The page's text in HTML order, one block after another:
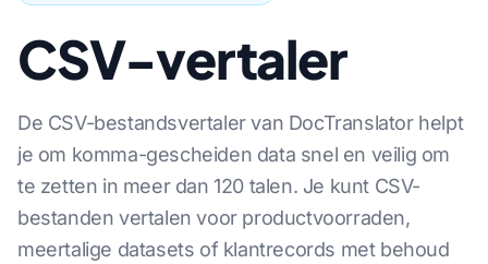
CSV-vertaler
De CSV-bestandsvertaler van DocTranslator helpt
je om komma-gescheiden data snel en veilig om
te zetten in meer dan 120 talen. Je kunt CSV-
bestanden vertalen voor productvoorraden,
meertalige datasets of klantrecords met behoud